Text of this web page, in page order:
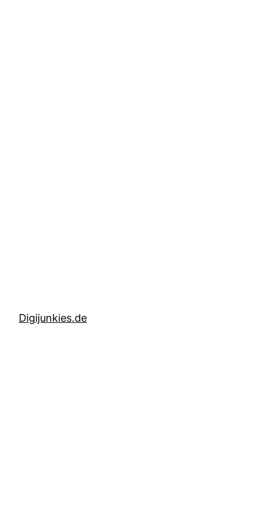
Digijunkies.de